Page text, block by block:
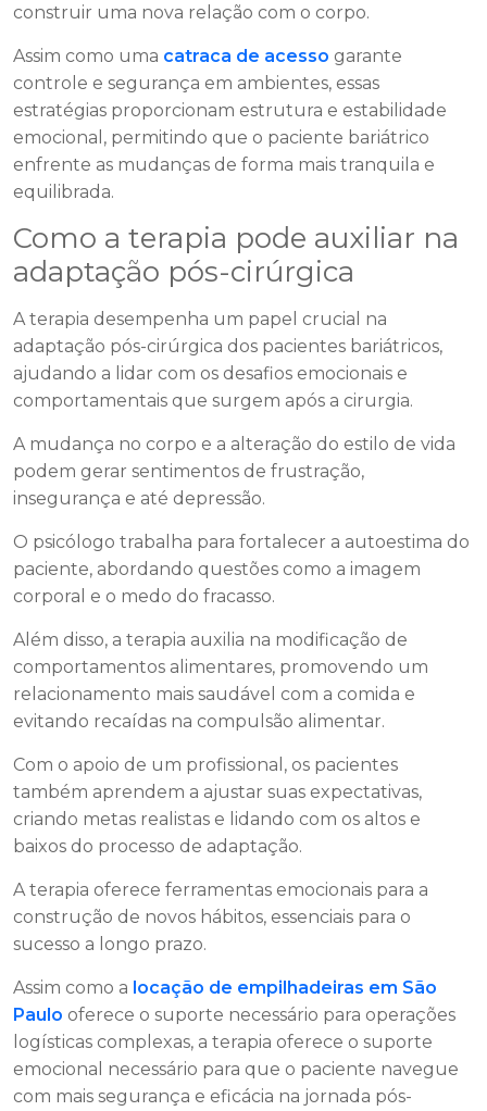
construir uma nova relação com o corpo.
Assim como uma catraca de acesso garante
controle e segurança em ambientes, essas
estratégias proporcionam estrutura e estabilidade
emocional, permitindo que o paciente bariátrico
enfrente as mudanças de forma mais tranquila e
equilibrada.
Como a terapia pode auxiliar na
adaptação pós-cirúrgica
A terapia desempenha um papel crucial na
adaptação pós-cirúrgica dos pacientes bariátricos,
ajudando a lidar com os desafios emocionais e
comportamentais que surgem após a cirurgia.
A mudança no corpo e a alteração do estilo de vida
podem gerar sentimentos de frustração,
insegurança e até depressão.
O psicólogo trabalha para fortalecer a autoestima do
paciente, abordando questões como a imagem
corporal e o medo do fracasso.
Além disso, a terapia auxilia na modificação de
comportamentos alimentares, promovendo um
relacionamento mais saudável com a comida e
evitando recaídas na compulsão alimentar.
Com o apoio de um profissional, os pacientes
também aprendem a ajustar suas expectativas,
criando metas realistas e lidando com os altos e
baixos do processo de adaptação.
A terapia oferece ferramentas emocionais para a
construção de novos hábitos, essenciais para o
sucesso a longo prazo.
Assim como a locação de empilhadeiras em São
Paulo oferece o suporte necessário para operações
logísticas complexas, a terapia oferece o suporte
emocional necessário para que o paciente navegue
com mais segurança e eficácia na jornada pós-